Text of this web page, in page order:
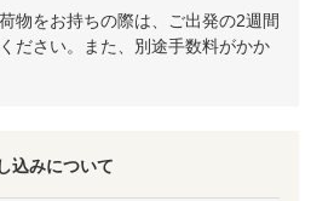
物をお持ちの際は、ご出発の2週間
ださい。また、別途手数料がかか
込みについて